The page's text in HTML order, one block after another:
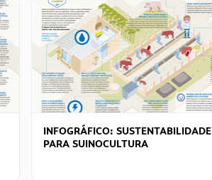
INFOGRÁFICO: SUSTENTABILIDADE
PARA SUINOCULTURA